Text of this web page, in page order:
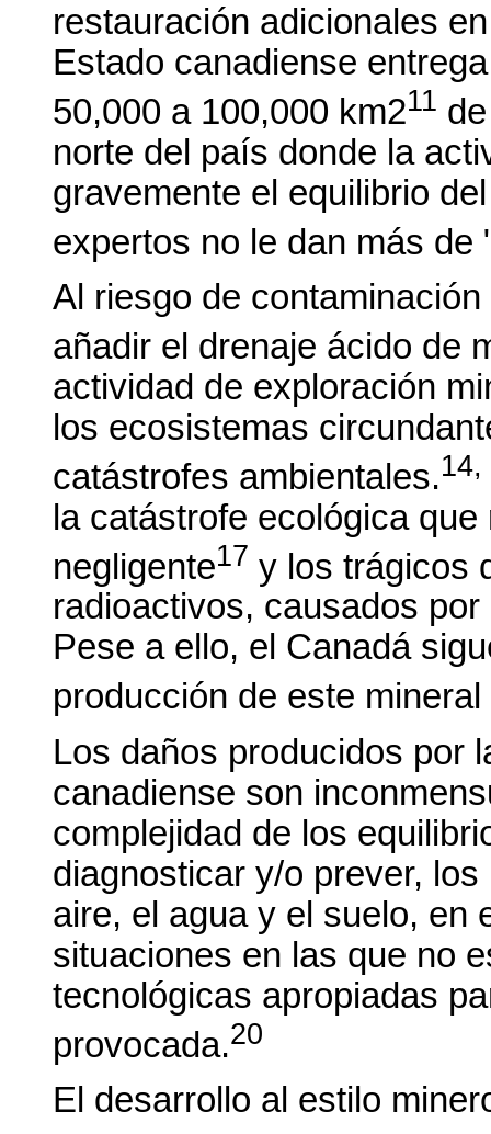
restauración adicionales
Estado canadiense
50,000 a 100,000 km211
norte del país donde la
gravemente el equilibrio
expertos no le dan más de
Al riesgo de
añadir el drenaje ácido de
actividad de exploración
los ecosistemas
catástrofes ambientales.14,
la catástrofe ecológica
negligente17 y los trágicos
radioactivos, causados
Pese a ello, el Canadá
producción de este
Los daños producidos por
canadiense son
complejidad de los
diagnosticar y/o prever,
aire, el agua y el suelo, en
situaciones en las que no
tecnológicas apropiadas
provocada.20
El desarrollo al estilo